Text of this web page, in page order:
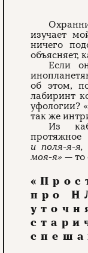
изучает
ничего
объясняет,
Если
об этом,
лабиринт
уфологии?
так же
Из
и поля-я-я,
моя-я» — то
про